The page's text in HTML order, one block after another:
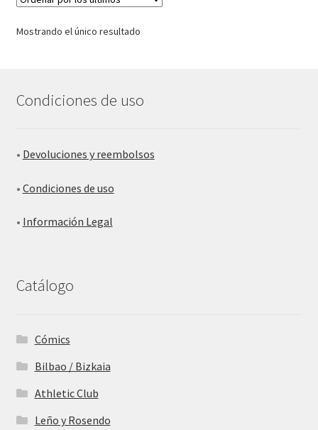
Mostrando el único resultado
Condiciones de uso
• Devoluciones y reembolsos
• Condiciones de uso
• Información Legal
Catálogo
Cómics
Bilbao / Bizkaia
Athletic Club
Leño y Rosendo